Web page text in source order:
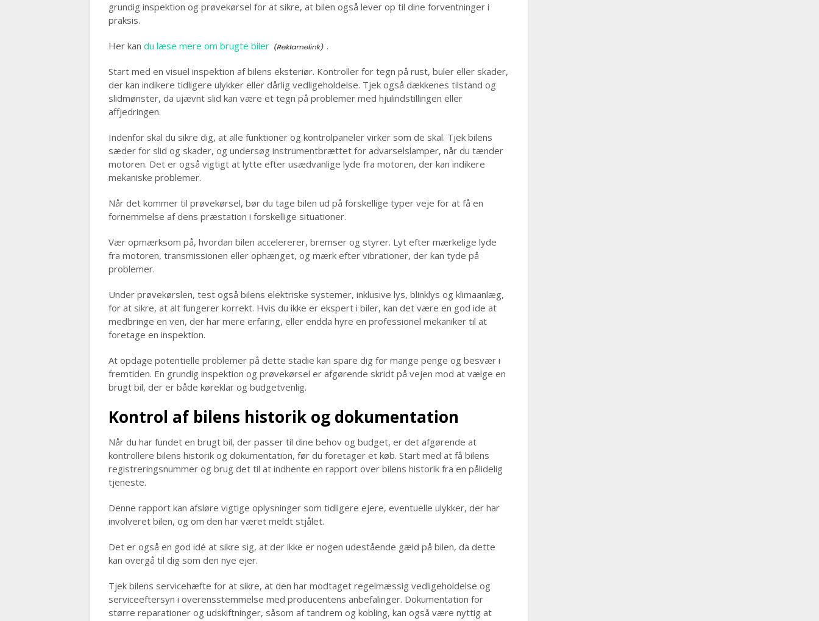
grundig inspektion og prøvekørsel for at sikre, at bilen også lever op til dine forventninger i
praksis.
Her kan du læse mere om brugte biler .
Start med en visuel inspektion af bilens eksteriør. Kontroller for tegn på rust, buler eller skader,
der kan indikere tidligere ulykker eller dårlig vedligeholdelse. Tjek også dækkenes tilstand og
slidmønster, da ujævnt slid kan være et tegn på problemer med hjulindstillingen eller
affjedringen.
Indenfor skal du sikre dig, at alle funktioner og kontrolpaneler virker som de skal. Tjek bilens
sæder for slid og skader, og undersøg instrumentbrættet for advarselslamper, når du tænder
motoren. Det er også vigtigt at lytte efter usædvanlige lyde fra motoren, der kan indikere
mekaniske problemer.
Når det kommer til prøvekørsel, bør du tage bilen ud på forskellige typer veje for at få en
fornemmelse af dens præstation i forskellige situationer.
Vær opmærksom på, hvordan bilen accelererer, bremser og styrer. Lyt efter mærkelige lyde
fra motoren, transmissionen eller ophænget, og mærk efter vibrationer, der kan tyde på
problemer.
Under prøvekørslen, test også bilens elektriske systemer, inklusive lys, blinklys og klimaanlæg,
for at sikre, at alt fungerer korrekt. Hvis du ikke er ekspert i biler, kan det være en god ide at
medbringe en ven, der har mere erfaring, eller endda hyre en professionel mekaniker til at
foretage en inspektion.
At opdage potentielle problemer på dette stadie kan spare dig for mange penge og besvær i
fremtiden. En grundig inspektion og prøvekørsel er afgørende skridt på vejen mod at vælge en
brugt bil, der er både køreklar og budgetvenlig.
Kontrol af bilens historik og dokumentation
Når du har fundet en brugt bil, der passer til dine behov og budget, er det afgørende at
kontrollere bilens historik og dokumentation, før du foretager et køb. Start med at få bilens
registreringsnummer og brug det til at indhente en rapport over bilens historik fra en pålidelig
tjeneste.
Denne rapport kan afsløre vigtige oplysninger som tidligere ejere, eventuelle ulykker, der har
involveret bilen, og om den har været meldt stjålet.
Det er også en god idé at sikre sig, at der ikke er nogen udestående gæld på bilen, da dette
kan overgå til dig som den nye ejer.
Tjek bilens servicehæfte for at sikre, at den har modtaget regelmæssig vedligeholdelse og
serviceeftersyn i overensstemmelse med producentens anbefalinger. Dokumentation for
større reparationer og udskiftninger, såsom af tandrem og kobling, kan også være nyttig at